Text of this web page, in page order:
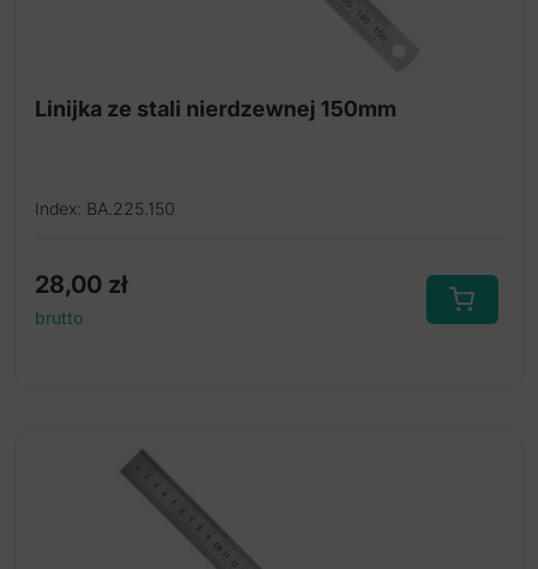
Linijka ze stali nierdzewnej 150mm
Index: BA.225.150
28,00 zł
brutto